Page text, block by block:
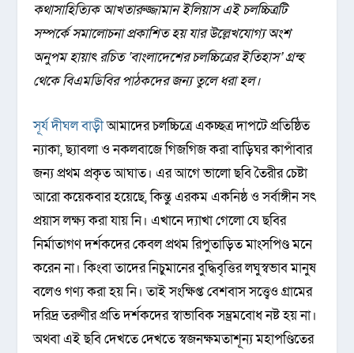
কথাসাহিত্যিক আখতারুজ্জামান ইলিয়াস এই চলচ্চিত্রটি
সম্পর্কে সমালোচনা প্রকাশিত হয় যার উল্লেখযোগ্য অংশ
অনুপম হায়াৎ রচিত ‘বাংলাদেশের চলচ্চিত্রের ইতিহাস’ গ্রন্হ
থেকে বিএমডিবির পাঠকদের জন্য তুলে ধরা হল।
সূর্য দীঘল বাড়ীআমাদের চলচ্চিত্রে একচ্ছত্র দাপটে প্রতিষ্ঠিত
ন্যাকা, ছ্যাবলা ও নকলবাজে গিজগিজ করা বাড়িঘর কাপাঁবার
জন্য প্রথম প্রকৃত আঘাত। এর আগে ভালো ছবি তৈরীর চেষ্টা
আরো কয়েকবার হয়েছে, কিন্তু এরকম একনিষ্ঠ ও সর্বাঙ্গীন সৎ
প্রয়াস লক্ষ্য করা যায় নি। এখানে দ্যাখা গেলো যে ছবির
নির্মাতাগণ দর্শকদের কেবল প্রথম রিপুতাড়িত মাংসপিণ্ড মনে
করেন না। কিংবা তাদের নিচুমানের বুদ্ধিবৃত্তির লঘুস্বভাব মানুষ
বলেও গণ্য করা হয় নি। তাই সংক্ষিপ্ত বেশবাস সত্ত্বেও গ্রামের
দরিদ্র তরুণীর প্রতি দর্শকদের স্বাভাবিক সম্ভ্রমবোধ নষ্ট হয় না।
অথবা এই ছবি দেখতে দেখতে স্বজনক্ষমতাশূন্য মহাপণ্ডিতের